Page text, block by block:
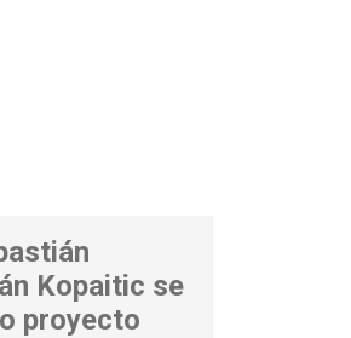
Kopaitic se
proyecto